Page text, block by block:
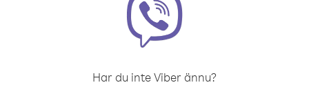
Har du inte Viber ännu?